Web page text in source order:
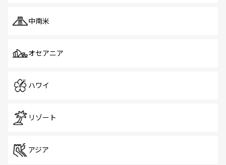
中南米
オセアニア
ハワイ
リゾート
アジア